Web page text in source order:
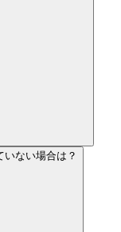
ない場合は？